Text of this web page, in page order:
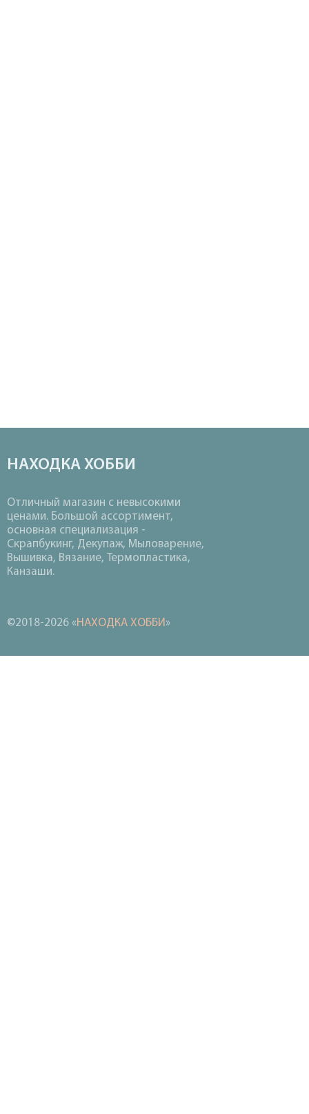
НАХОДКА ХОББИ
Отличный магазин с невысокими
ценами. Большой ассортимент,
основная специализация -
Скрапбукинг, Декупаж, Мыловарение,
Вышивка, Вязание, Термопластика,
Канзаши.
©2018-2026 «НАХОДКА ХОББИ»